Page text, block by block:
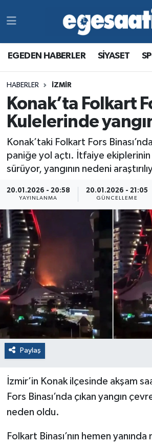
EGEDEN HABERLER SİYASET
HABERLER İZMİR
Konak’ta Folkart
Kulelerinde
Konak’taki Folkart Fors
paniğe yol açtı. İtfaiye ekiplerinin
sürüyor, yangının nedeni
20.01.2026 - 20:58
YAYINLANMA
20.01.2026 - 21:05
GÜNCELLEME
Paylaş
İzmir’in Konak ilçesinde akşam
Fors Binası’nda çıkan yangın
neden oldu.
Folkart Binası’nın hemen
MAGAZİN
RESMİ REKLAMLAR
YAŞAM
MAGAZİN
RESMİ REKLAMLAR
Egemax TV
Tüm Manşetler
Son Dakika Haberleri
Haber Arşivi